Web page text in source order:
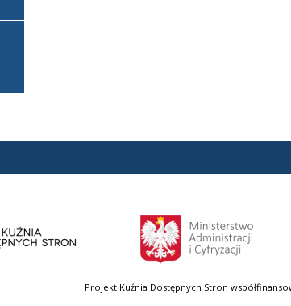
Projekt Kuźnia Dostępnych Stron